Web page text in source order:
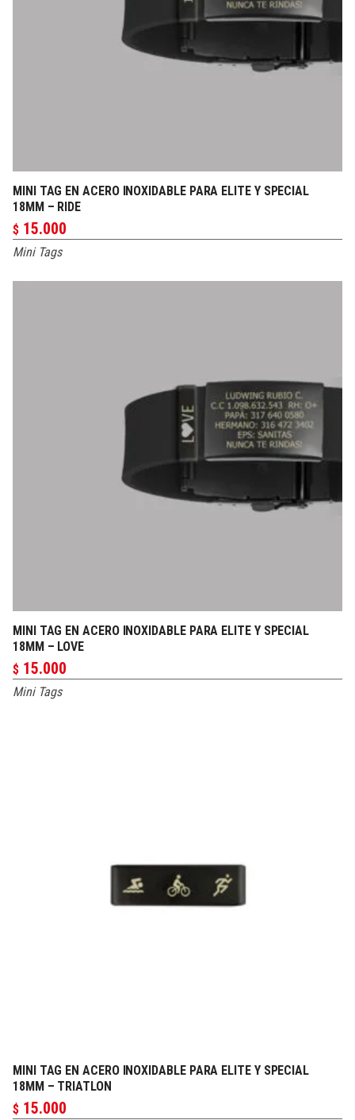
PERSONALIZAR
MINI TAG EN ACERO INOXIDABLE PARA ELITE Y SPECIAL
18MM – RIDE
$ 15.000
Mini Tags
PERSONALIZAR
MINI TAG EN ACERO INOXIDABLE PARA ELITE Y SPECIAL
18MM – LOVE
$ 15.000
Mini Tags
PERSONALIZAR
MINI TAG EN ACERO INOXIDABLE PARA ELITE Y SPECIAL
18MM – TRIATLON
$ 15.000